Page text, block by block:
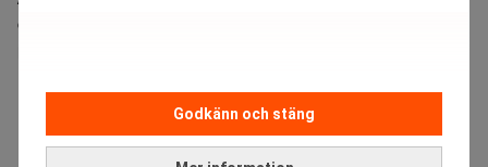
Godkänn och stäng
One-plan, inte det skänkta flygplan från Qatar som
ANNONS